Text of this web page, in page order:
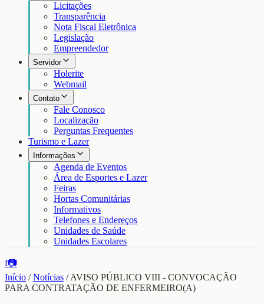
Licitações
Transparência
Nota Fiscal Eletrônica
Legislação
Empreendedor
Servidor
Holerite
Webmail
Contato
Fale Conosco
Localização
Perguntas Frequentes
Turismo e Lazer
Informações
Agenda de Eventos
Área de Esportes e Lazer
Feiras
Hortas Comunitárias
Informativos
Telefones e Endereços
Unidades de Saúde
Unidades Escolares
f📷
Início /Notícias /AVISO PÚBLICO VIII - CONVOCAÇÃO
PARA CONTRATAÇÃO DE ENFERMEIRO(A)